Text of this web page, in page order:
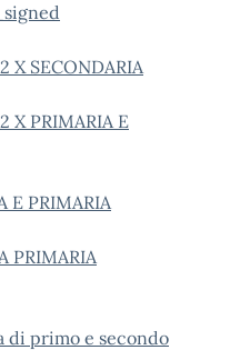
X SECONDARIA
X PRIMARIA E
E PRIMARIA
PRIMARIA
di primo e secondo